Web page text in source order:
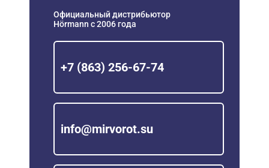
Официальный дистрибьютор
Hörmann с 2006 года
+7 (863) 256-67-74
info@mirvorot.su